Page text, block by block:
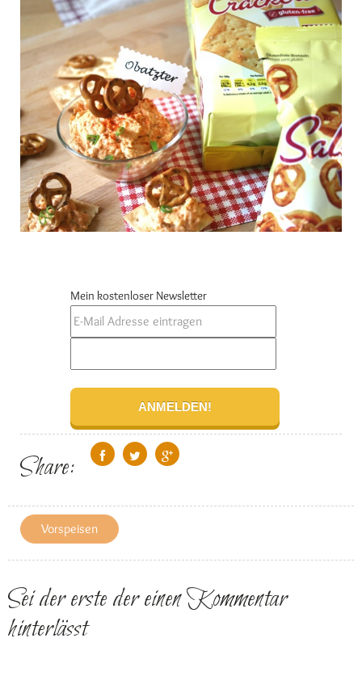
Mein kostenloser Newsletter
Share:
Vorspeisen
Sei der erste der einen Kommentar
hinterlässt